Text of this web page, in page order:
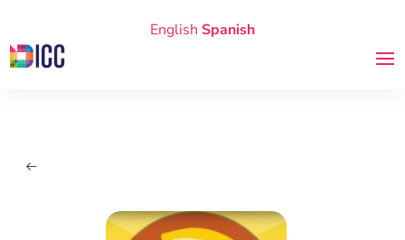
English Spanish